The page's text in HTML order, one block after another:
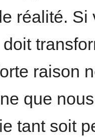
réalité. Si
raison
que
tant soit